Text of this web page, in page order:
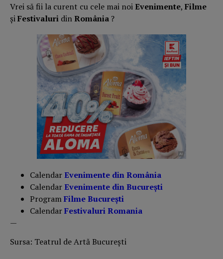
Vrei să fii la curent cu cele mai noiEvenimente, Filme
șiFestivaluri dinRomânia ?
CalendarEvenimente din România
CalendarEvenimente din București
ProgramFilme București
CalendarFestivaluri Romania
—
Sursa: Teatrul de Artă București